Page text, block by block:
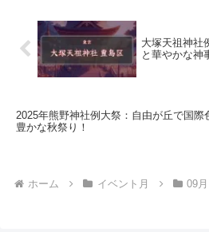
大塚天祖神社
と華やかな神
2025年熊野神社例大祭：自由が丘で国際
豊かな秋祭り！
ホーム イベント月 09月